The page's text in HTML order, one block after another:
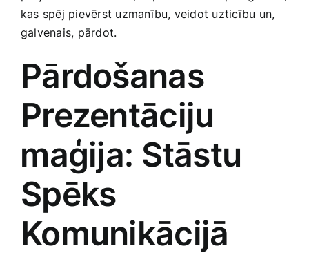
Sports, tūrisms un atpūta
kas spēj pievērst uzmanību, veidot uzticību un,
galvenais, pārdot.
Pārdošanas
Prezentāciju
⁢maģija: Stāstu
Spēks
Komunikācijā